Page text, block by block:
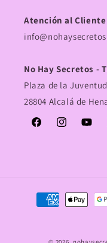
Atención al Cliente
No Hay Secretos -
Plaza de la
28804 Alcalá de
FacebookInstagram
Formas